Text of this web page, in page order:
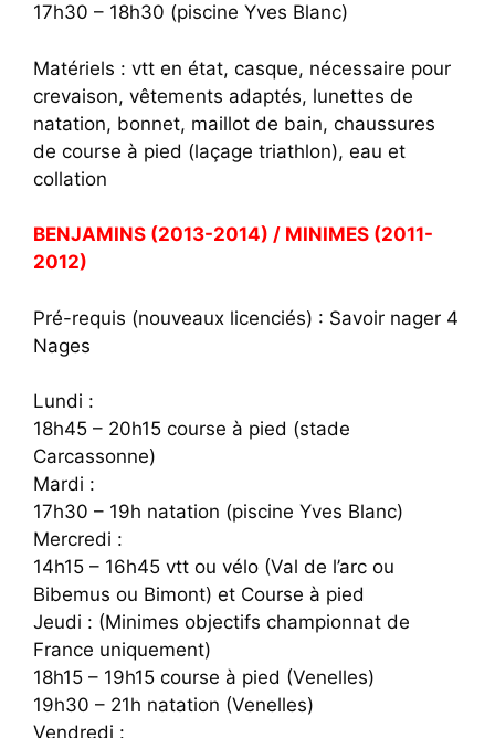
17h30 – 18h30 (piscine Yves Blanc)
Matériels : vtt en état, casque, nécessaire pour
crevaison, vêtements adaptés, lunettes de
natation, bonnet, maillot de bain, chaussures
de course à pied (laçage triathlon), eau et
collation
BENJAMINS (2013-2014) / MINIMES (2011-
2012)
Pré-requis (nouveaux licenciés) : Savoir nager 4
Nages
Lundi :
18h45 – 20h15 course à pied (stade
Carcassonne)
Mardi :
17h30 – 19h natation (piscine Yves Blanc)
Mercredi :
14h15 – 16h45 vtt ou vélo (Val de l’arc ou
Bibemus ou Bimont) et Course à pied
Jeudi : (Minimes objectifs championnat de
France uniquement)
18h15 – 19h15 course à pied (Venelles)
19h30 – 21h natation (Venelles)
Vendredi :